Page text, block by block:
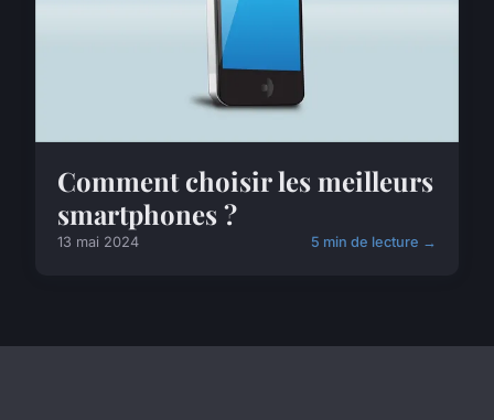
Comment choisir les meilleurs
smartphones ?
13 mai 2024 5 min de lecture →